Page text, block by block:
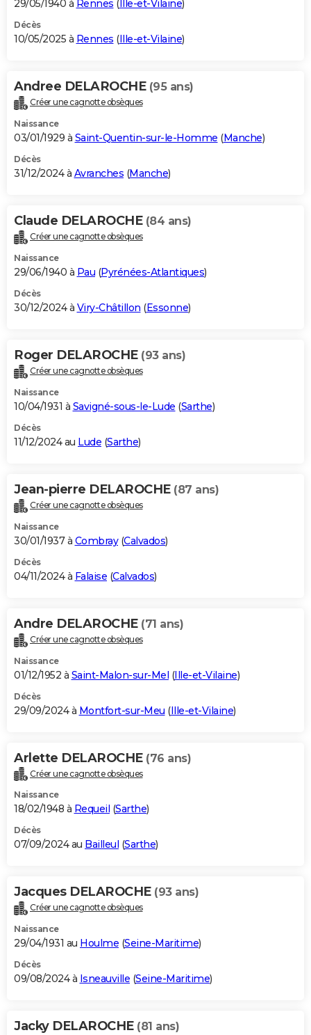
29/05/1940 à Rennes ( Ille-et-Vilaine)
Décès
10/05/2025 à Rennes (Ille-et-Vilaine)
Andree DELAROCHE (95 ans)
Créer une cagnotte obsèques
Naissance
03/01/1929 à Saint-Quentin-sur-le-Homme (Manche)
Décès
31/12/2024 à Avranches (Manche)
Claude DELAROCHE (84 ans)
Créer une cagnotte obsèques
Naissance
29/06/1940 à Pau (Pyrénées-Atlantiques)
Décès
30/12/2024 à Viry-Châtillon (Essonne)
Roger DELAROCHE (93 ans)
Créer une cagnotte obsèques
Naissance
10/04/1931 à Savigné-sous-le-Lude (Sarthe)
Décès
11/12/2024 au Lude (Sarthe)
Jean-pierre DELAROCHE (87 ans)
Créer une cagnotte obsèques
Naissance
30/01/1937 à Combray(Calvados)
Décès
04/11/2024 à Falaise (Calvados)
Andre DELAROCHE (71 ans)
Créer une cagnotte obsèques
Naissance
01/12/1952 à Saint-Malon-sur-Mel (Ille-et-Vilaine)
Décès
29/09/2024 à Montfort-sur-Meu (Ille-et-Vilaine)
Arlette DELAROCHE (76 ans)
Créer une cagnotte obsèques
Naissance
18/02/1948 à Requeil (Sarthe)
Décès
07/09/2024 au Bailleul (Sarthe)
Jacques DELAROCHE (93 ans)
Créer une cagnotte obsèques
Naissance
29/04/1931 au Houlme (Seine-Maritime)
Décès
09/08/2024 à Isneauville (Seine-Maritime)
Jacky DELAROCHE (81 ans)